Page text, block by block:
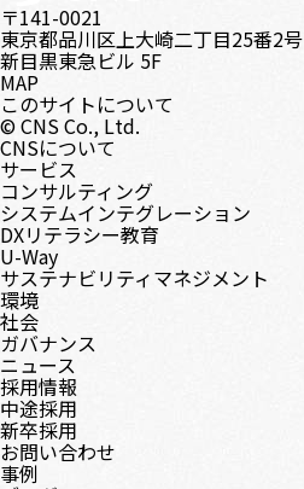
〒141-0021
東京都品川区上大崎二丁目25番2号
新目黒東急ビル 5F
MAP
このサイトについて
© CNS Co., Ltd.
CNSについて
サービス
コンサルティング
システムインテグレーション
DXリテラシー教育
U-Way
サステナビリティマネジメント
環境
社会
ガバナンス
ニュース
採用情報
中途採用
新卒採用
お問い合わせ
事例